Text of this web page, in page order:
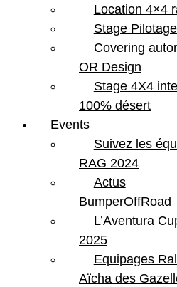
Location 4×4
Stage
Covering
OR Design
Stage 4X4
100% désert
Events
Suivez les
RAG 2024
Actus
BumperOffRoad
L’Aventura
2025
Equipages
Aïcha des